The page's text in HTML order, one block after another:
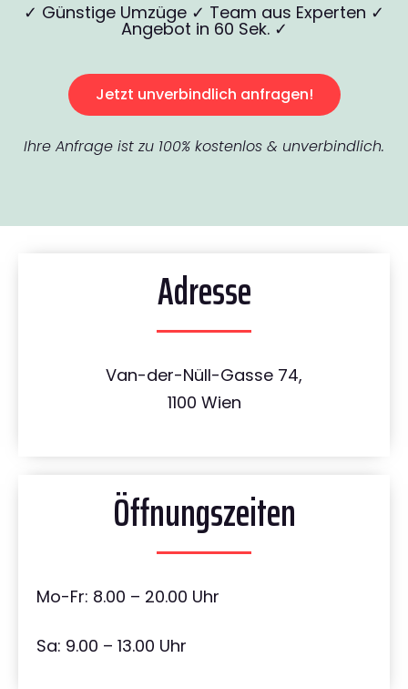
✓ Günstige Umzüge ✓ Team aus Experten ✓
Angebot in 60 Sek. ✓
Jetzt unverbindlich anfragen!
Ihre Anfrage ist zu 100% kostenlos & unverbindlich.
Adresse
Van-der-Nüll-Gasse 74,
1100 Wien
Öffnungszeiten
Mo-Fr: 8.00 – 20.00 Uhr
Sa: 9.00 – 13.00 Uhr